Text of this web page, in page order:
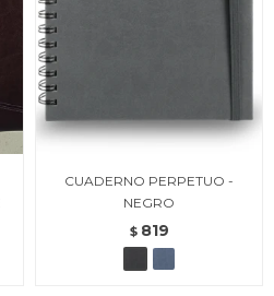
CUADERNO PERPETUO -
NEGRO
$ 819